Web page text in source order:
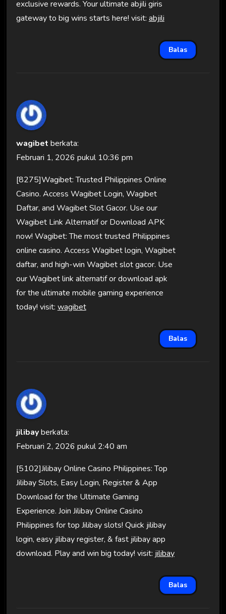
exclusive rewards. Your ultimate abjili giris
gateway to big wins starts here! visit: abjili
Balas
wagibet berkata:
Februari 1, 2026 pukul 10:36 pm
[8275]Wagibet: Trusted Philippines Online
Casino. Access Wagibet Login, Wagibet
Daftar, and Wagibet Slot Gacor. Use our
Wagibet Link Alternatif or Download APK
now! Wagibet: The most trusted Philippines
online casino. Access Wagibet login, Wagibet
daftar, and high-win Wagibet slot gacor. Use
our Wagibet link alternatif or download apk
for the ultimate mobile gaming experience
today! visit: wagibet
Balas
jilibayberkata:
Februari 2, 2026 pukul 2:40 am
[5102]Jilibay Online Casino Philippines: Top
Jilibay Slots, Easy Login, Register & App
Download for the Ultimate Gaming
Experience. Join Jilibay Online Casino
Philippines for top Jilibay slots! Quick jilibay
login, easy jilibay register, & fast jilibay app
download. Play and win big today! visit: jilibay
Balas